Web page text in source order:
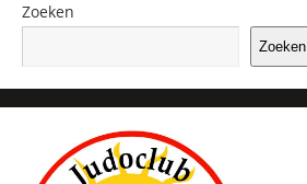
Zoeken
Zoeken